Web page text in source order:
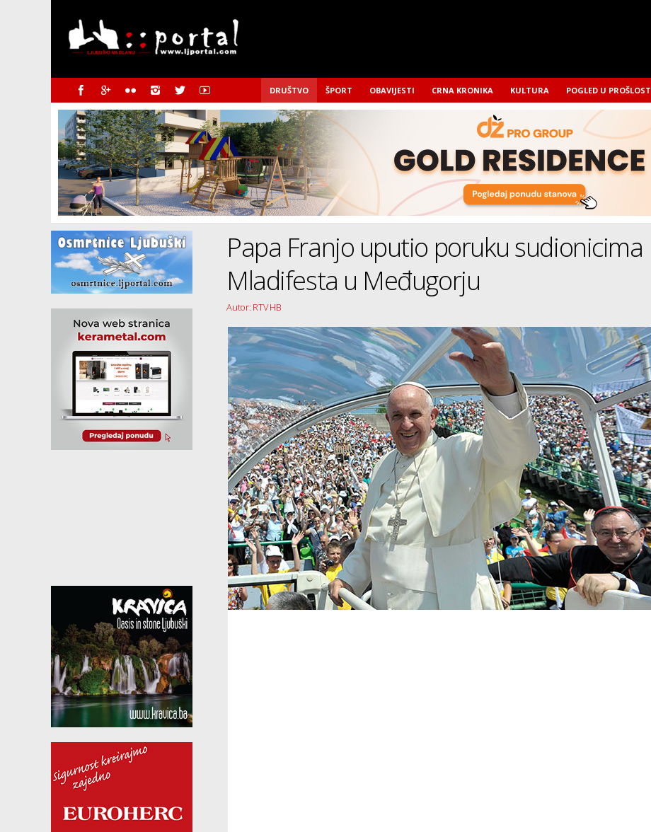
DRUŠTVO ŠPORT OBAVIJESTI CRNA KRONIKA KULTURA POGLED U PROŠLOST
Papa Franjo uputio poruku sudionicima
Mladifesta u Međugorju
Autor: RTV HB